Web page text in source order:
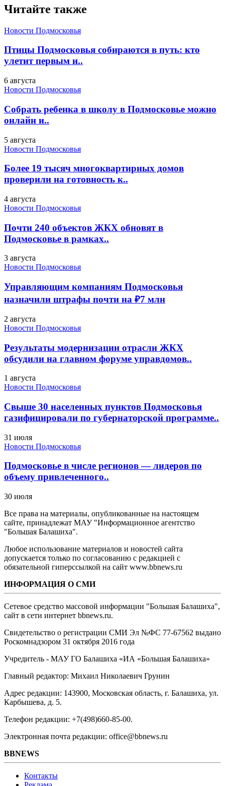
Читайте также
Новости Подмосковья
Птицы Подмосковья собираются в путь: кто
улетит первым и..
6 августа
Новости Подмосковья
Собрать ребенка в школу в Подмосковье можно
онлайн и..
5 августа
Новости Подмосковья
Более 19 тысяч многоквартирных домов
проверили на готовность к..
4 августа
Новости Подмосковья
Почти 240 объектов ЖКХ обновят в
Подмосковье в рамках..
3 августа
Новости Подмосковья
Управляющим компаниям Подмосковья
назначили штрафы почти на ₽7 млн
2 августа
Новости Подмосковья
Результаты модернизации отрасли ЖКХ
обсудили на главном форуме управдомов..
1 августа
Новости Подмосковья
Свыше 30 населенных пунктов Подмосковья
газифицировали по губернаторской программе..
31 июля
Новости Подмосковья
Подмосковье в числе регионов — лидеров по
объему привлеченного..
30 июля
Все права на материалы, опубликованные на настоящем
сайте, принадлежат МАУ "Информационное агентство
"Большая Балашиха".
Любое использование материалов и новостей сайта
допускается только по согласованию с редакцией с
обязательной гиперссылкой на сайт www.bbnews.ru
ИНФОРМАЦИЯ О СМИ
Сетевое средство массовой информации "Большая Балашиха",
сайт в сети интернет bbnews.ru.
Свидетельство о регистрации СМИ Эл №ФС ‎77-67562 выдано
Роскомнадзором 31 октября 2016 года
Учредитель - МАУ ГО Балашиха «ИА «Большая Балашиха»
Главный редактор: Михаил Николаевич Грунин
Адрес редакции: 143900, Московская область, г. Балашиха, ул.
Карбышева, д. 5.
Телефон редакции: +7(498)660-85-00.
Электронная почта редакции: office@bbnews.ru
BBNEWS
Контакты